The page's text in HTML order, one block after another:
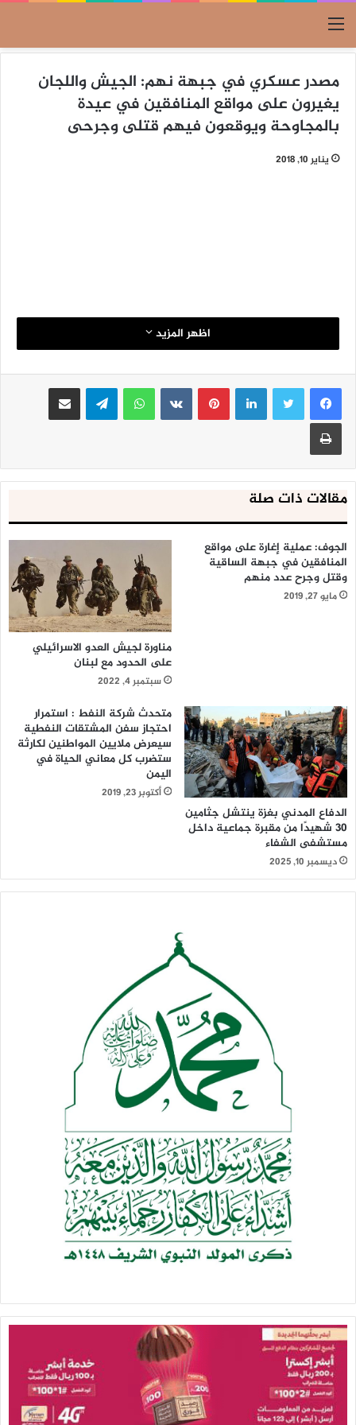
القائمة
مصدر عسكري في جبهة نهم: الجيش واللجان
يغيرون على مواقع المنافقين في عيدة
بالمجاوحة ويوقعون فيهم قتلى وجرحى
يناير 10, 2018
اظهر المزيد
لينكدإنبينتيريست واتساب تيلقرام مشاركة عبر البريد
طباعة
مقالات ذات صلة
الجوف: عملية إغارة على مواقع
المنافقين في جبهة الساقية
وقتل وجرح عدد منهم
مايو 27, 2019
مناورة لجيش العدو الاسرائيلي
على الحدود مع لبنان
سبتمبر 4, 2022
الدفاع المدني بغزة ينتشل جثامين
30 شهيدًا من مقبرة جماعية داخل
مستشفى الشفاء
ديسمبر 10, 2025
متحدث شركة النفط : استمرار
احتجاز سفن المشتقات النفطية
سيعرض ملايين المواطنين لكارثة
ستضرب كل معاني الحياة في
اليمن
أكتوبر 23, 2019